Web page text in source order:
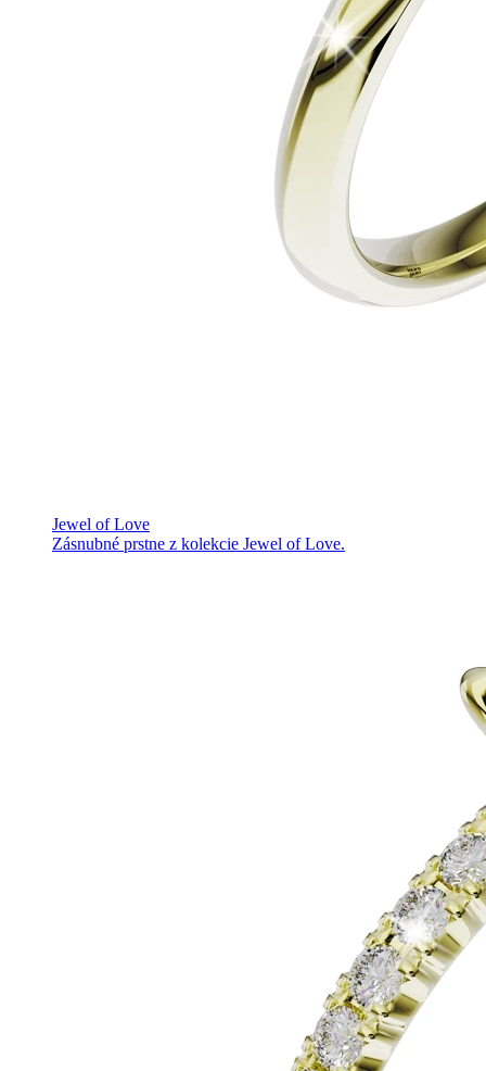
Jewel of Love
Zásnubné prstne z kolekcie Jewel of Love.